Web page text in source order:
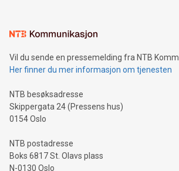
Vil du sende en pressemelding fra NTB
Her finner du mer informasjon om tjenesten
NTB besøksadresse
Skippergata 24 (Pressens hus)
0154 Oslo
NTB postadresse
Boks 6817 St. Olavs plass
N-0130 Oslo